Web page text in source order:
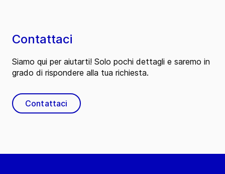
Contattaci
Siamo qui per aiutarti! Solo pochi dettagli e saremo in
grado di rispondere alla tua richiesta.
Contattaci